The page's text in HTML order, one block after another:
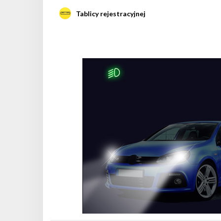
Tablicy rejestracyjnej